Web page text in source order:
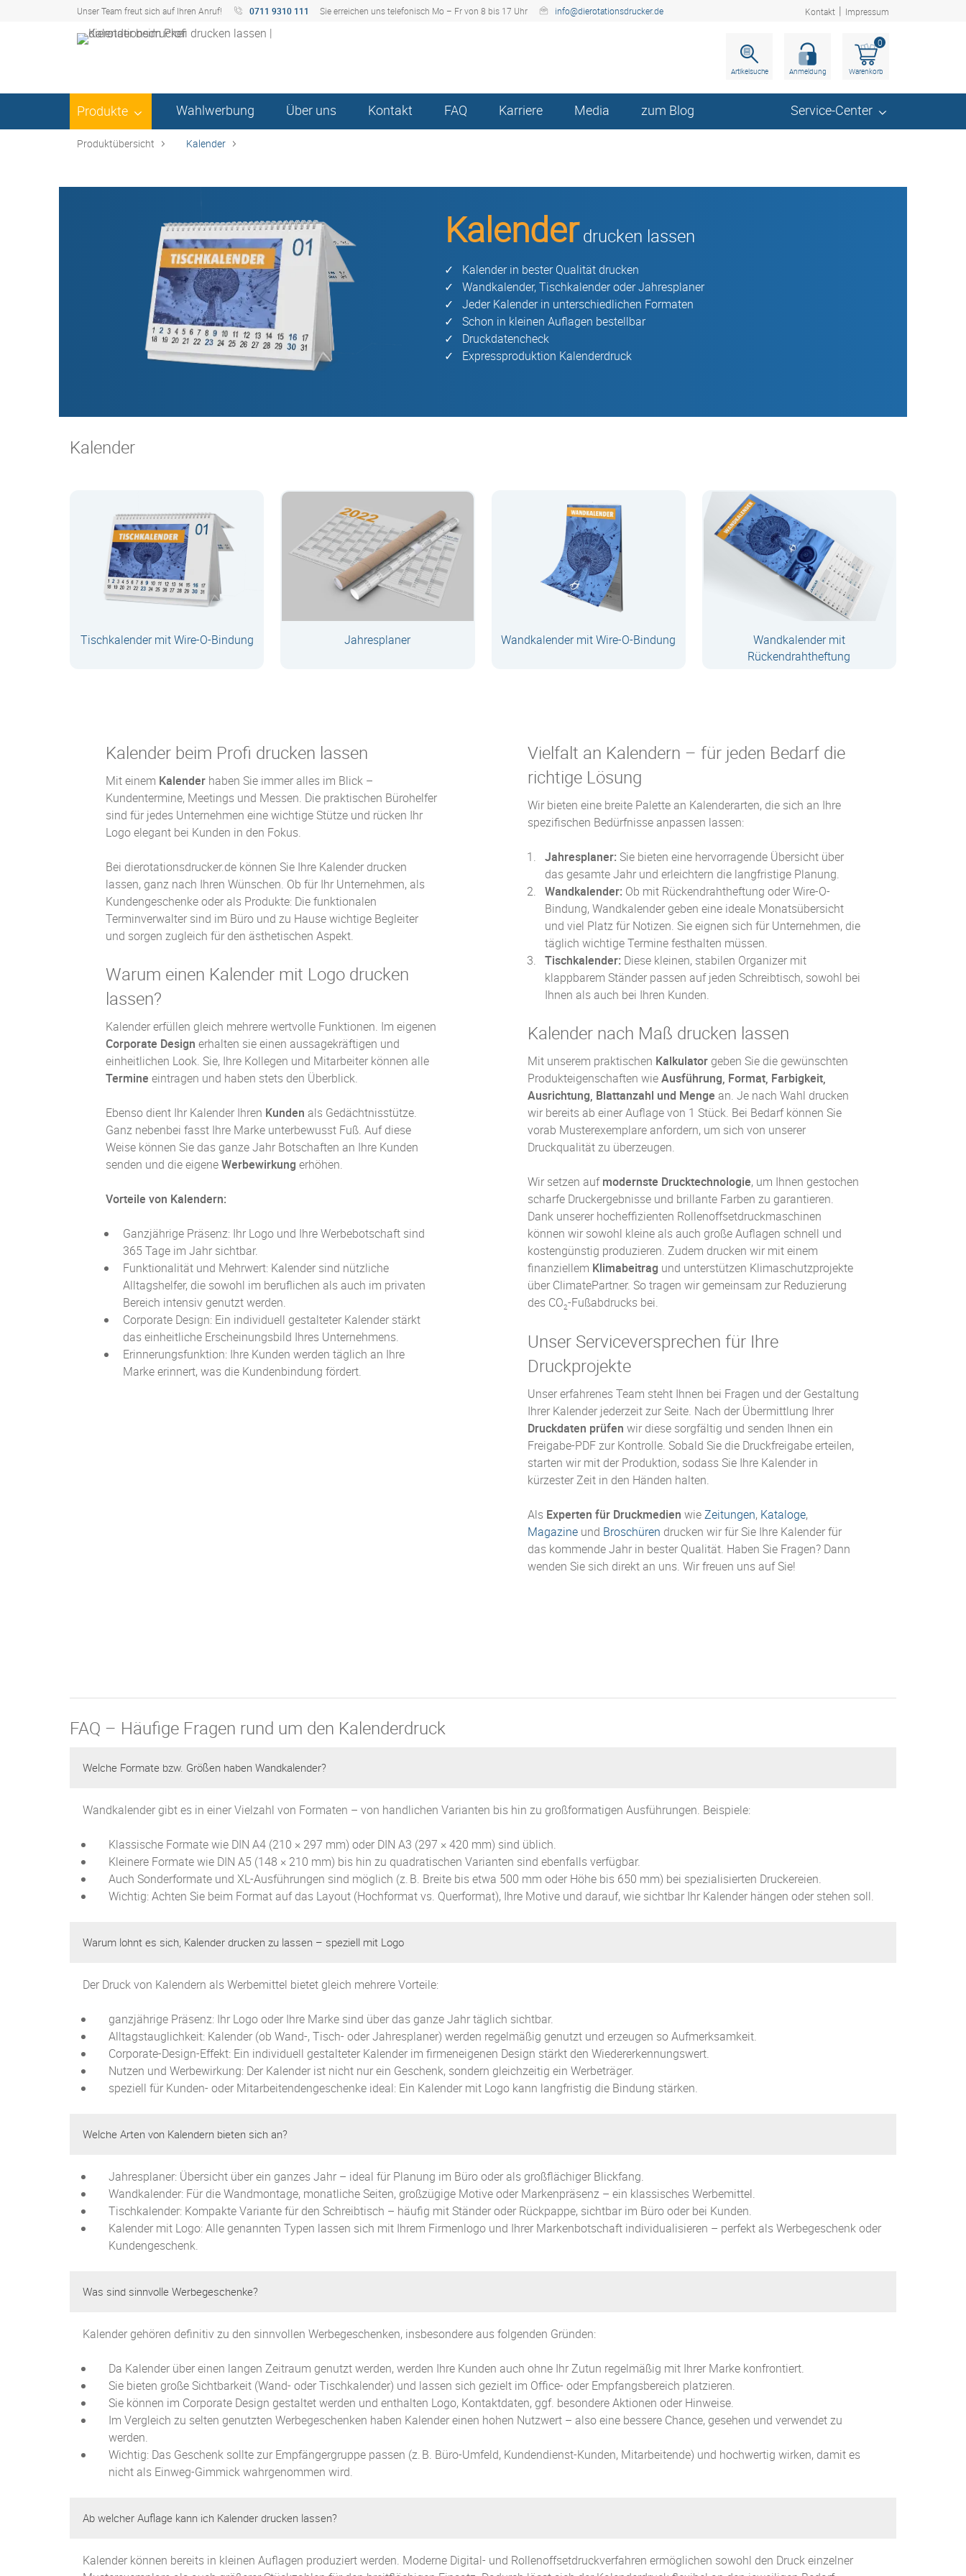
Unser Team freut sich auf Ihren Anruf! 0711 9310 111 Sie erreichen uns telefonisch Mo – Fr von 8 bis 17 Uhr info@dierotationsdrucker.de Kontakt | Impressum
Artikelsuche Anmeldung
0
Produkte Wahlwerbung Über uns Kontakt FAQ Karriere Media zum Blog Service-Center
Produktübersicht Kalender
Kalender drucken lassen
Kalender in bester Qualität drucken
Wandkalender, Tischkalender oder Jahresplaner
Jeder Kalender in unterschiedlichen Formaten
Schon in kleinen Auflagen bestellbar
Druckdatencheck
Expressproduktion Kalenderdruck
Kalender
Tischkalender mit Wire-O-Bindung Jahresplaner Wandkalender mit Wire-O-Bindung
Wandkalender mit
Rückendrahtheftung
Kalender beim Profi drucken lassen
Mit einem Kalender haben Sie immer alles im Blick –
Kundentermine, Meetings und Messen. Die praktischen Bürohelfer
sind für jedes Unternehmen eine wichtige Stütze und rücken Ihr
Logo elegant bei Kunden in den Fokus.
Bei dierotationsdrucker.de können Sie Ihre Kalender drucken
lassen, ganz nach Ihren Wünschen. Ob für Ihr Unternehmen, als
Kundengeschenke oder als Produkte: Die funktionalen
Terminverwalter sind im Büro und zu Hause wichtige Begleiter
und sorgen zugleich für den ästhetischen Aspekt.
Warum einen Kalender mit Logo drucken
lassen?
Kalender erfüllen gleich mehrere wertvolle Funktionen. Im eigenen
Corporate Design erhalten sie einen aussagekräftigen und
einheitlichen Look. Sie, Ihre Kollegen und Mitarbeiter können alle
Termine eintragen und haben stets den Überblick.
Ebenso dient Ihr Kalender Ihren Kunden als Gedächtnisstütze.
Ganz nebenbei fasst Ihre Marke unterbewusst Fuß. Auf diese
Weise können Sie das ganze Jahr Botschaften an Ihre Kunden
senden und die eigeneWerbewirkung erhöhen.
Vorteile von Kalendern:
Ganzjährige Präsenz: Ihr Logo und Ihre Werbebotschaft sind
365 Tage im Jahr sichtbar.
Funktionalität und Mehrwert: Kalender sind nützliche
Alltagshelfer, die sowohl im beruflichen als auch im privaten
Bereich intensiv genutzt werden.
Corporate Design: Ein individuell gestalteter Kalender stärkt
das einheitliche Erscheinungsbild Ihres Unternehmens.
Erinnerungsfunktion: Ihre Kunden werden täglich an Ihre
Marke erinnert, was die Kundenbindung fördert.
Vielfalt an Kalendern – für jeden Bedarf die
richtige Lösung
Wir bieten eine breite Palette an Kalenderarten, die sich an Ihre
spezifischen Bedürfnisse anpassen lassen:
Jahresplaner: Sie bieten eine hervorragende Übersicht über
das gesamte Jahr und erleichtern die langfristige Planung.
Wandkalender: Ob mit Rückendrahtheftung oder Wire-O-
Bindung, Wandkalender geben eine ideale Monatsübersicht
und viel Platz für Notizen. Sie eignen sich für Unternehmen, die
täglich wichtige Termine festhalten müssen.
Tischkalender: Diese kleinen, stabilen Organizer mit
klappbarem Ständer passen auf jeden Schreibtisch, sowohl bei
Ihnen als auch bei Ihren Kunden.
Kalender nach Maß drucken lassen
Mit unserem praktischen Kalkulatorgeben Sie die gewünschten
Produkteigenschaften wieAusführung, Format, Farbigkeit,
Ausrichtung, Blattanzahl und Menge an. Je nach Wahl drucken
wir bereits ab einer Auflage von 1 Stück. Bei Bedarf können Sie
vorab Musterexemplare anfordern, um sich von unserer
Druckqualität zu überzeugen.
Wir setzen aufmodernste Drucktechnologie, um Ihnen gestochen
scharfe Druckergebnisse und brillante Farben zu garantieren.
Dank unserer hocheffizienten Rollen­offset­druck­maschinen
können wir sowohl kleine als auch große Auflagen schnell und
kostengünstig produzieren. Zudem drucken wir mit einem
finanziellem Klimabeitrag und unterstützen Klimaschutzprojekte
über ClimatePartner. So tragen wir gemeinsam zur Reduzierung
des CO2-Fußabdrucks bei.
Unser Serviceversprechen für Ihre
Druckprojekte
Unser erfahrenes Team steht Ihnen bei Fragen und der Gestaltung
Ihrer Kalender jederzeit zur Seite. Nach der Übermittlung Ihrer
Druckdaten prüfen wir diese sorgfältig und senden Ihnen ein
Freigabe-PDF zur Kontrolle. Sobald Sie die Druckfreigabe erteilen,
starten wir mit der Produktion, sodass Sie Ihre Kalender in
kürzester Zeit in den Händen halten.
Als Experten für Druckmedien wieZeitungen, Kataloge,
Magazineund Broschüren drucken wir für Sie Ihre Kalender für
das kommende Jahr in bester Qualität. Haben Sie Fragen? Dann
wenden Sie sich direkt an uns. Wir freuen uns auf Sie!
FAQ – Häufige Fragen rund um den Kalenderdruck
Welche Formate bzw. Größen haben Wandkalender?
Wandkalender gibt es in einer Vielzahl von Formaten – von handlichen Varianten bis hin zu großformatigen Ausführungen. Beispiele:
Klassische Formate wie DIN A4 (210 × 297 mm) oder DIN A3 (297 × 420 mm) sind üblich.
Kleinere Formate wie DIN A5 (148 × 210 mm) bis hin zu quadratischen Varianten sind ebenfalls verfügbar.
Auch Sonderformate und XL-Ausführungen sind möglich (z.B. Breite bis etwa 500 mm oder Höhe bis 650 mm) bei spezialisierten Druckereien.
Wichtig: Achten Sie beim Format auf das Layout (Hochformat vs. Querformat), Ihre Motive und darauf, wie sichtbar Ihr Kalender hängen oder stehen soll.
Warum lohnt es sich, Kalender drucken zu lassen – speziell mit Logo
Der Druck von Kalendern als Werbemittel bietet gleich mehrere Vorteile:
ganzjährige Präsenz: Ihr Logo oder Ihre Marke sind über das ganze Jahr täglich sichtbar.
Alltagstauglichkeit: Kalender (ob Wand-, Tisch- oder Jahresplaner) werden regelmäßig genutzt und erzeugen so Aufmerksamkeit.
Corporate-Design-Effekt: Ein individuell gestalteter Kalender im firmeneigenen Design stärkt den Wiedererkennungswert.
Nutzen und Werbewirkung: Der Kalender ist nicht nur ein Geschenk, sondern gleichzeitig ein Werbeträger.
speziell für Kunden- oder Mitarbeitendengeschenke ideal: Ein Kalender mit Logo kann langfristig die Bindung stärken.
Welche Arten von Kalendern bieten sich an?
Jahresplaner: Übersicht über ein ganzes Jahr – ideal für Planung im Büro oder als großflächiger Blickfang.
Wandkalender: Für die Wandmontage, monatliche Seiten, großzügige Motive oder Markenpräsenz – ein klassisches Werbemittel.
Tischkalender: Kompakte Variante für den Schreibtisch – häufig mit Ständer oder Rückpappe, sichtbar im Büro oder bei Kunden.
Kalender mit Logo: Alle genannten Typen lassen sich mit Ihrem Firmenlogo und Ihrer Markenbotschaft individualisieren – perfekt als Werbegeschenk oder
Kundengeschenk.
Was sind sinnvolle Werbegeschenke?
Kalender gehören definitiv zu den sinnvollen Werbegeschenken, insbesondere aus folgenden Gründen:
Da Kalender über einen langen Zeitraum genutzt werden, werden Ihre Kunden auch ohne Ihr Zutun regelmäßig mit Ihrer Marke konfrontiert.
Sie bieten große Sichtbarkeit (Wand- oder Tischkalender) und lassen sich gezielt im Office- oder Empfangsbereich platzieren.
Sie können im Corporate Design gestaltet werden und enthalten Logo, Kontaktdaten, ggf. besondere Aktionen oder Hinweise.
Im Vergleich zu selten genutzten Werbegeschenken haben Kalender einen hohen Nutzwert – also eine bessere Chance, gesehen und verwendet zu
werden.
Wichtig: Das Geschenk sollte zur Empfängergruppe passen (z.B. Büro-Umfeld, Kundendienst-Kunden, Mitarbeitende) und hochwertig wirken, damit es
nicht als Einweg-Gimmick wahrgenommen wird.
Ab welcher Auflage kann ich Kalender drucken lassen?
Kalender können bereits in kleinen Auflagen produziert werden. Moderne Digital- und Rollenoffsetdruckverfahren ermöglichen sowohl den Druck einzelner